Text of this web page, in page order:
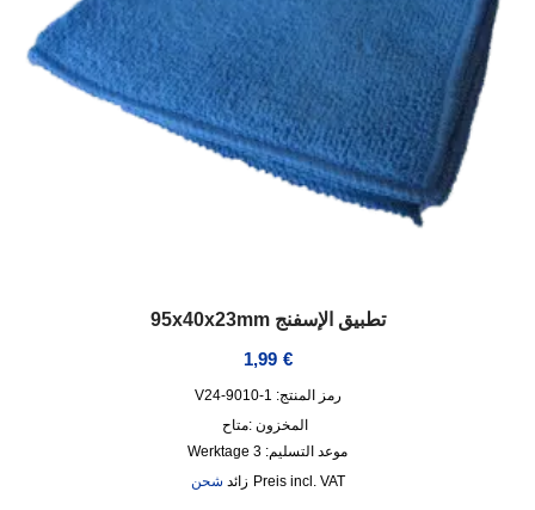
تطبيق الإسفنج 95x40x23mm
1,99 €
رمز المنتج: V24-9010-1
المخزون :متاح
موعد التسليم: 3 Werktage
incl. VAT
زائد شحن